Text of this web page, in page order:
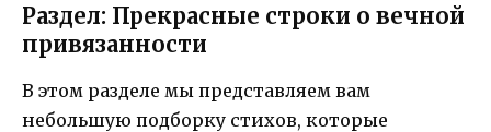
Раздел: Прекрасные строки о вечной
привязанности
В этом разделе мы представляем вам
небольшую подборку стихов, которые